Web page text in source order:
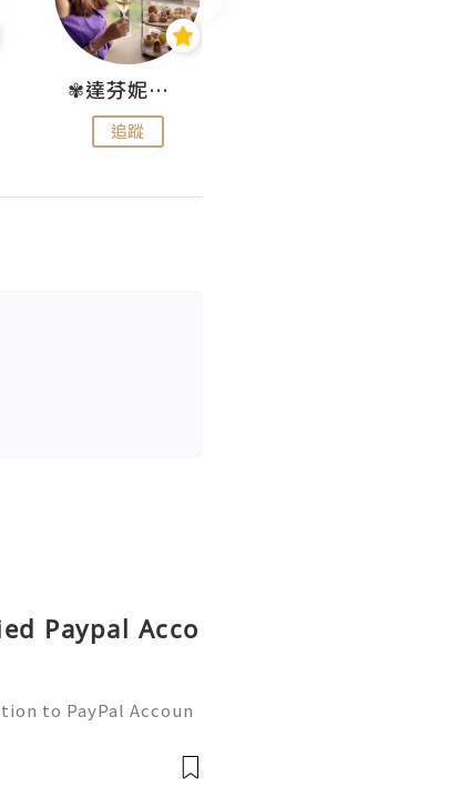
✾達芬妮•愛孩子•愛生活✾
追蹤
Paypal Acco
to PayPal Accoun
Whether yo